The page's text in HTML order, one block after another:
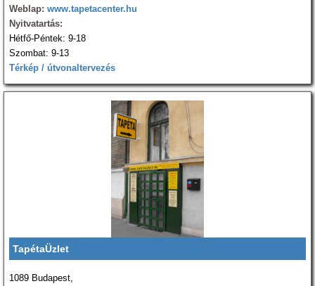
Weblap: www.tapetacenter.hu
Nyitvatartás:
Hétfő-Péntek: 9-18
Szombat: 9-13
Térkép / útvonaltervezés
TapétaÜzlet
1089 Budapest,